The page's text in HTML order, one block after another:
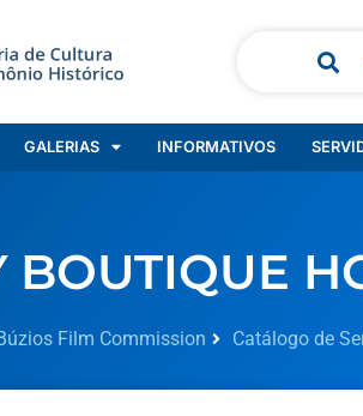
GALERIAS INFORMATIVOS
BOUTIQUE
Film Commission Catálogo de